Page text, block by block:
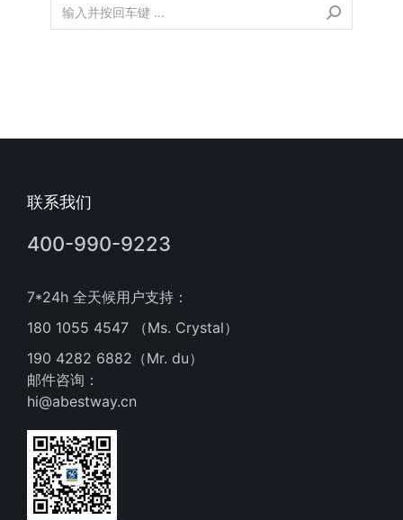
联系我们
400-990-9223
7*24h 全天候用户支持：
180 1055 4547 （Ms. Crystal）
190 4282 6882（Mr. du）
邮件咨询：
hi@abestway.cn